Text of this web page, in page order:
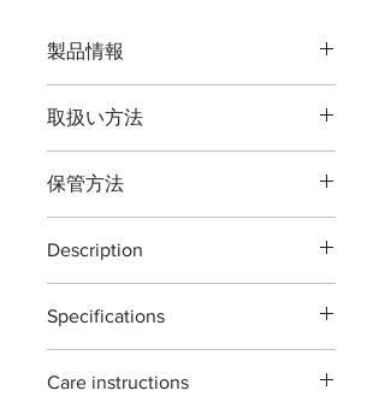
製品情報
全長：約２００ミリ
重量：約１７５グラム
刃渡：約７０ミリ
鋼材： 高炭素刃物鋼 -鍛造-
JIS [ Japanese Industrial
Standards ]
最大切断能力：生木直径約８ミリ
刃先約３ミリ
付属：刃研保証書（１回無料券）
取扱い方法
リ（刃元）３ミリ（刃先）までです。
盆栽や花・観葉植物手入れ道具です。
植物以外の切断、無理な使い方をする
と破損する場合がございますご注意く
ださい。
※灌木・造花・針金・竹は切断できま
保管方法
た汚れをよくふき取り道具箱や室内で
の保管をおすすめいたします。汚れを
ふき取る際に刃物用油（ミシン油でも
よい）で拭き取り本体を保護する事で
錆びが発生しにくくなります。
ご自分で刃を研ぎ直される場合は専用
Description
The T103 Flower snips are designed
for general garden use. ideal for
houseplants.
Specifications
forging' + walnut trim
Care instructions